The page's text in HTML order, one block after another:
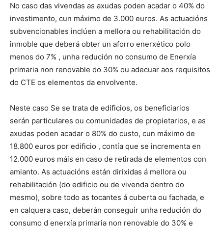
No caso das vivendas as axudas poden acadar o 40% do
investimento, cun máximo de 3.000 euros. As actuacións
subvencionables inclúen a mellora ou rehabilitación do
inmoble que deberá obter un aforro enerxético polo
menos do 7% , unha redución no consumo de Enerxía
primaria non renovable do 30% ou adecuar aos requisitos
do CTE os elementos da envolvente.
Neste caso Se se trata de edificios, os beneficiarios
serán particulares ou comunidades de propietarios, e as
axudas poden acadar o 80% do custo, cun máximo de
18.800 euros por edificio , contía que se incrementa en
12.000 euros máis en caso de retirada de elementos con
amianto. As actuacións están dirixidas á mellora ou
rehabilitación (do edificio ou de vivenda dentro do
mesmo), sobre todo as tocantes á cuberta ou fachada, e
en calquera caso, deberán conseguir unha redución do
consumo d enerxía primaria non renovable do 30% e